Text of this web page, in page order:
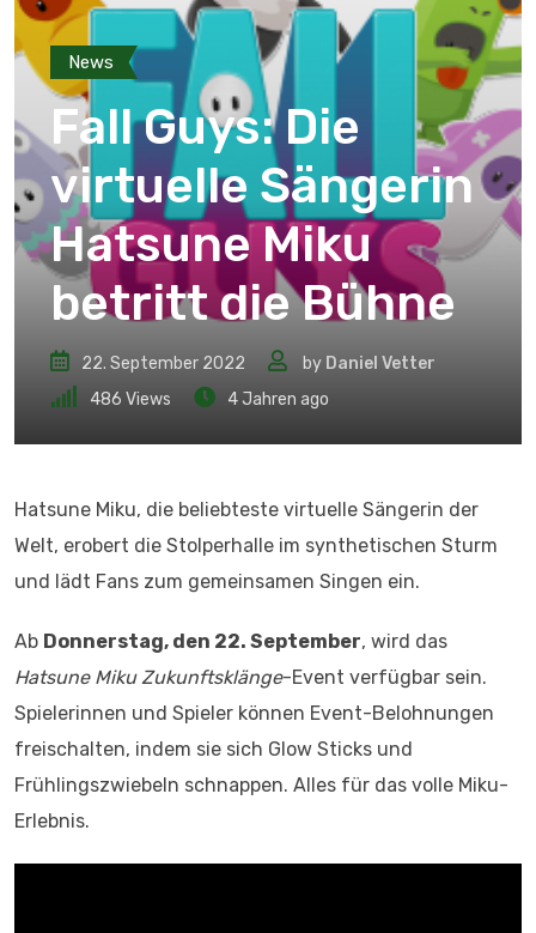
News
Fall Guys: Die
virtuelle Sängerin
Hatsune Miku
betritt die Bühne
22. September 2022 by Daniel Vetter
486 Views 4 Jahren ago
Hatsune Miku, die beliebteste virtuelle Sängerin der
Welt, erobert die Stolperhalle im synthetischen Sturm
und lädt Fans zum gemeinsamen Singen ein.
Ab Donnerstag, den 22. September, wird das
Hatsune Miku Zukunftsklänge-Event verfügbar sein.
Spielerinnen und Spieler können Event-Belohnungen
freischalten, indem sie sich Glow Sticks und
Frühlingszwiebeln schnappen. Alles für das volle Miku-
Erlebnis.